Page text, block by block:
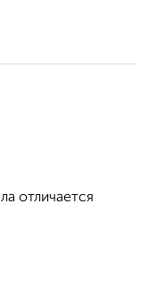
отличается